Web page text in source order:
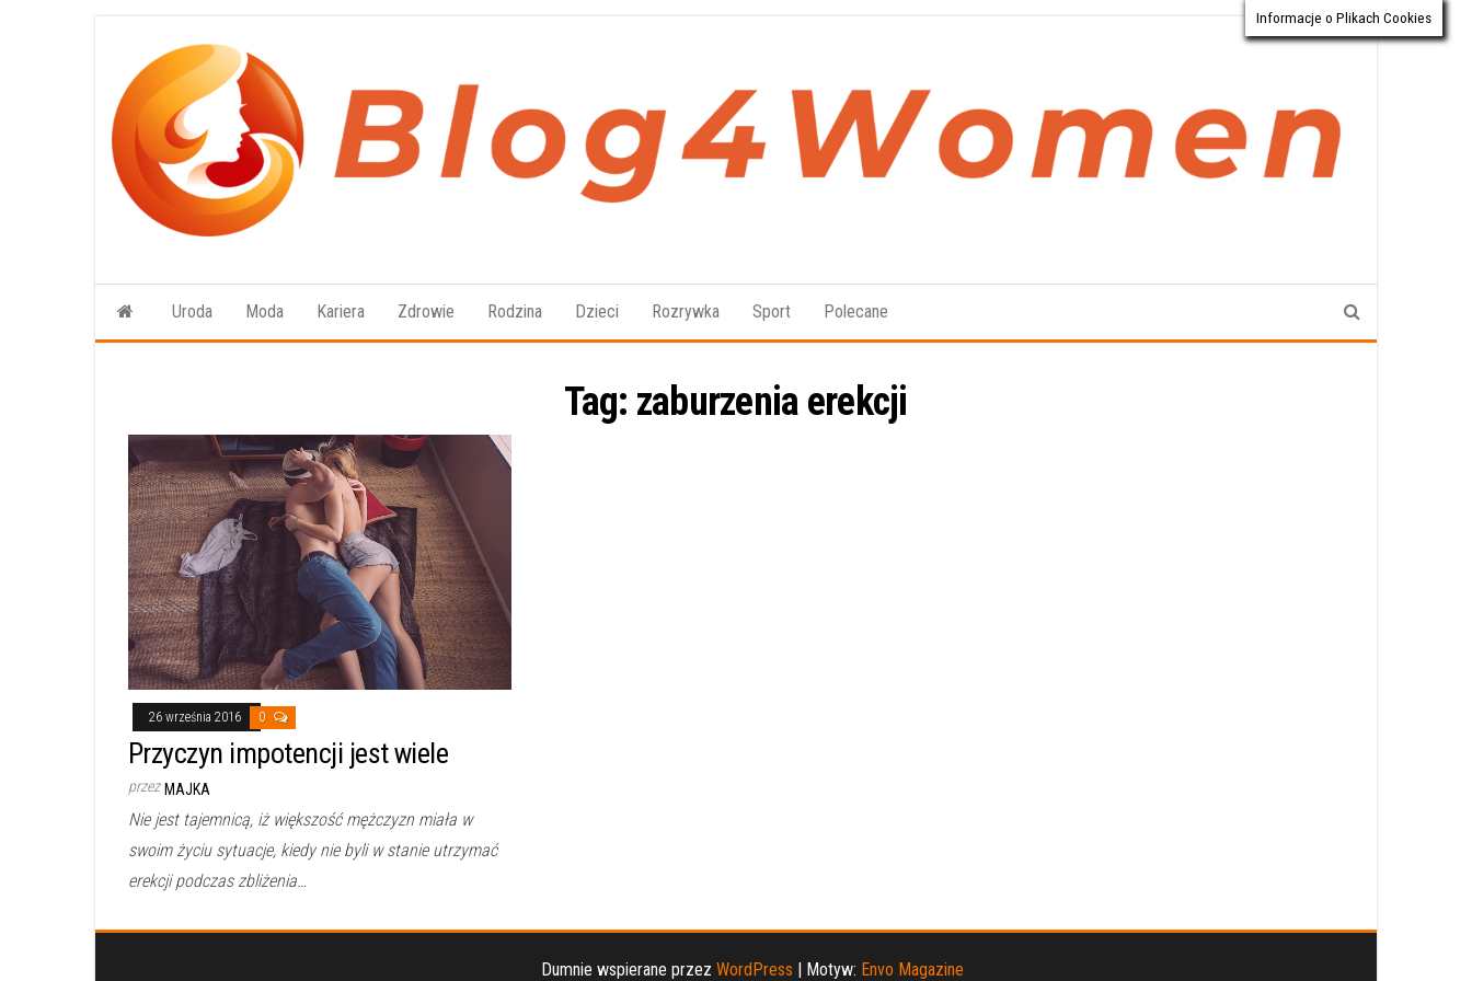
treści
o dla
kobiet
Uroda Moda Kariera Zdrowie Rodzina Dzieci Rozrywka Sport Polecane
Tag: zaburzenia erekcji
26 września 2016 0
Przyczyn impotencji jest wiele
przez MAJKA
Nie jest tajemnicą, iż większość mężczyzn miała w
swoim życiu sytuacje, kiedy nie byli w stanie utrzymać
erekcji podczas zbliżenia…
Dumnie wspierane przez WordPress Motyw: Envo Magazine
Informacje o Plikach Cookies